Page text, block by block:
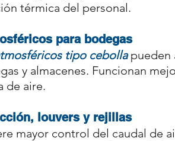
térmica del personal.​
para bodegas
tipo cebollapueden
y almacenes. Funcionan
de aire.
louvers y rejillas
mayor control del caudal de